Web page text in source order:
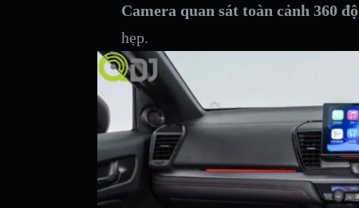
Camera quan sát toàn cảnh 360 độ
hẹp.